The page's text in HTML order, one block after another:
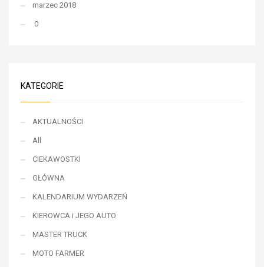
marzec 2018
0
KATEGORIE
AKTUALNOŚCI
All
CIEKAWOSTKI
GŁÓWNA
KALENDARIUM WYDARZEŃ
KIEROWCA i JEGO AUTO
MASTER TRUCK
MOTO FARMER